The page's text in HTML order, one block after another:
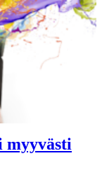
myyvästi